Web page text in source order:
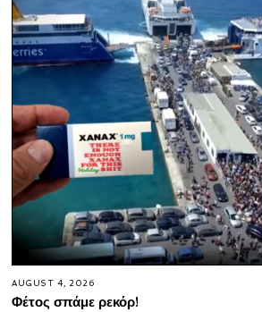
AUGUST 4, 2026
Φέτος σπάμε ρεκόρ!